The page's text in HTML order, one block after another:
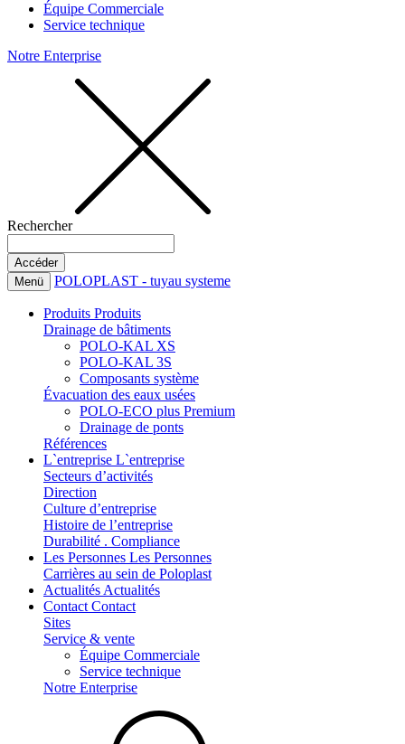
Équipe Commerciale
Service technique
Notre Enterprise
Rechercher
Menü POLOPLAST - tuyau systeme
Produits Produits
Drainage de bâtiments
POLO-KAL XS
POLO-KAL 3S
Composants système
Évacuation des eaux usées
POLO-ECO plus Premium
Drainage de ponts
Références
L`entreprise L`entreprise
Secteurs d’activités
Direction
Culture d’entreprise
Histoire de l’entreprise
Durabilité . Compliance
Les Personnes Les Personnes
Carrières au sein de Poloplast
Actualités Actualités
Contact Contact
Sites
Service & vente
Équipe Commerciale
Service technique
Notre Enterprise